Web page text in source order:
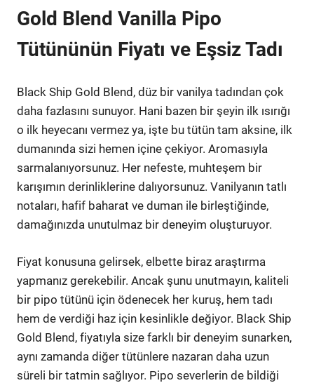
Gold Blend Vanilla Pipo
Tütününün Fiyatı ve Eşsiz Tadı
Black Ship Gold Blend, düz bir vanilya tadından çok
daha fazlasını sunuyor. Hani bazen bir şeyin ilk ısırığı
o ilk heyecanı vermez ya, işte bu tütün tam aksine, ilk
dumanında sizi hemen içine çekiyor. Aromasıyla
sarmalanıyorsunuz. Her nefeste, muhteşem bir
karışımın derinliklerine dalıyorsunuz. Vanilyanın tatlı
notaları, hafif baharat ve duman ile birleştiğinde,
damağınızda unutulmaz bir deneyim oluşturuyor.
Fiyat konusuna gelirsek, elbette biraz araştırma
yapmanız gerekebilir. Ancak şunu unutmayın, kaliteli
bir pipo tütünü için ödenecek her kuruş, hem tadı
hem de verdiği haz için kesinlikle değiyor. Black Ship
Gold Blend, fiyatıyla size farklı bir deneyim sunarken,
aynı zamanda diğer tütünlere nazaran daha uzun
süreli bir tatmin sağlıyor. Pipo severlerin de bildiği